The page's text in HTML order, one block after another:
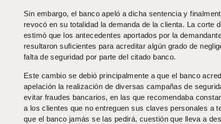
Sin embargo, el banco apeló a dicha sentencia y
revocó en su totalidad la demanda de la clienta. La corte
estimó que los antecedentes aportados por la
resultaron suficientes para acreditar algún grado de
falta de seguridad por parte del citado banco.
Este cambio se debió principalmente a que el banco
apelación la realización de diversas campañas de
evitar fraudes bancarios, en las que recomendaba
a los clientes que no entreguen sus claves personales a
que el banco jamás se las pedirá, cuestión que lleva a